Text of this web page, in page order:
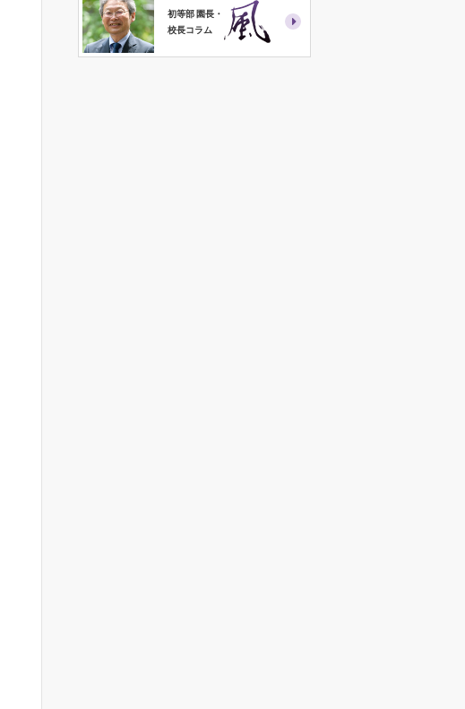
初等部 園長・
校長コラム